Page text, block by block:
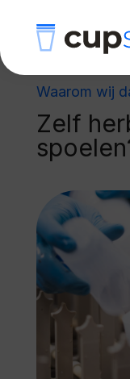
Waarom wij
Zelf